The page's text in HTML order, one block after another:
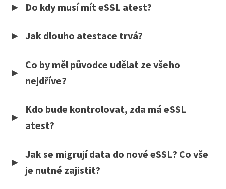
Do kdy musí mít eSSL atest?
Jak dlouho atestace trvá?
Co by měl původce udělat ze všeho
nejdříve?
Kdo bude kontrolovat, zda má eSSL
atest?
Jak se migrují data do nové eSSL? Co vše
je nutné zajistit?